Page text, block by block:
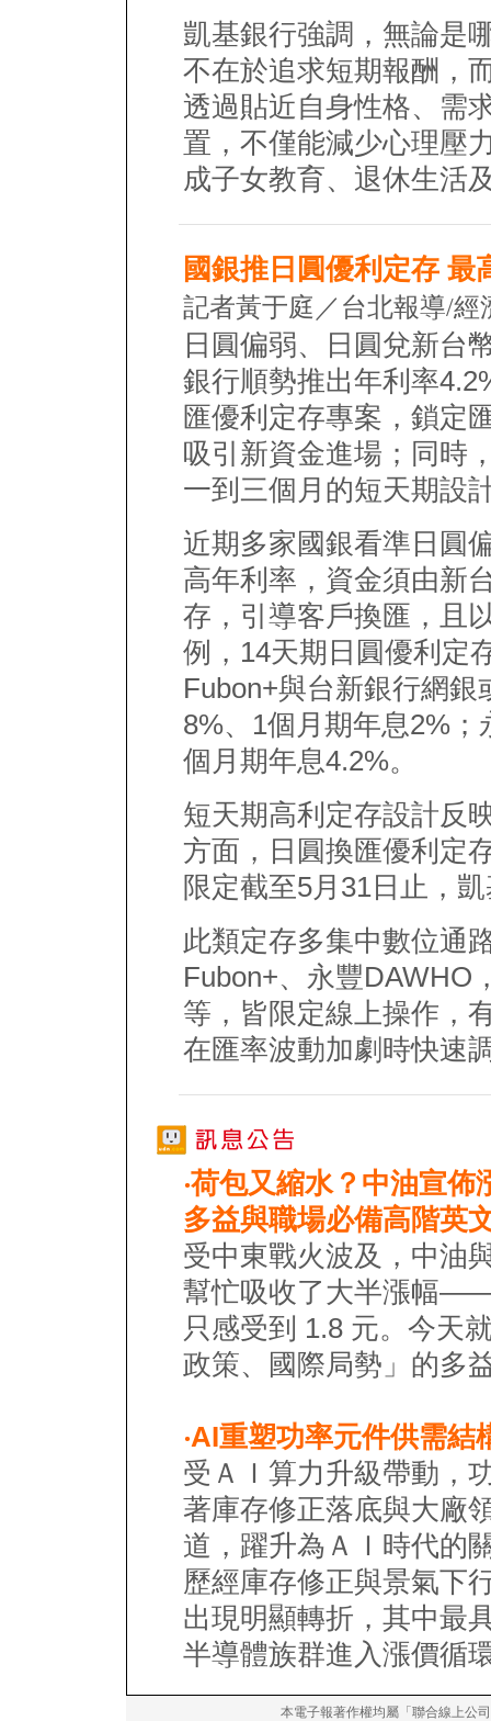
凱基銀行強調，無論是
不在於追求短期報酬，
透過貼近自身性格、需
置，不僅能減少心理壓
成子女教育、退休生活
國銀推日圓優利定存 最
記者黃于庭／台北報導/經
日圓偏弱、日圓兌新台
銀行順勢推出年利率
匯優利定存專案，鎖定
吸引新資金進場；同時
一到三個月的短天期設
近期多家國銀看準日圓
高年利率，資金須由新
存，引導客戶換匯，且
例，14天期日圓優利定
Fubon+與台新銀行網
8%、1個月期年息2%
個月期年息4.2%。
短天期高利定存設計反
方面，日圓換匯優利定
限定截至5月31日止，
此類定存多集中數位通
Fubon+、永豐DAWHO
等，皆限定線上操作，
在匯率波動加劇時快速
‧荷包又縮水？中油宣佈
多益與職場必備高階英
受中東戰火波及，中油
幫忙吸收了大半漲幅
只感受到 1.8 元。今天
政策、國際局勢」的多
‧AI重塑功率元件供需結
受ＡＩ算力升級帶動，
著庫存修正落底與大廠
道，躍升為ＡＩ時代的
歷經庫存修正與景氣下
出現明顯轉折，其中最
半導體族群進入漲價循
本電子報著作權均屬「聯合線上公